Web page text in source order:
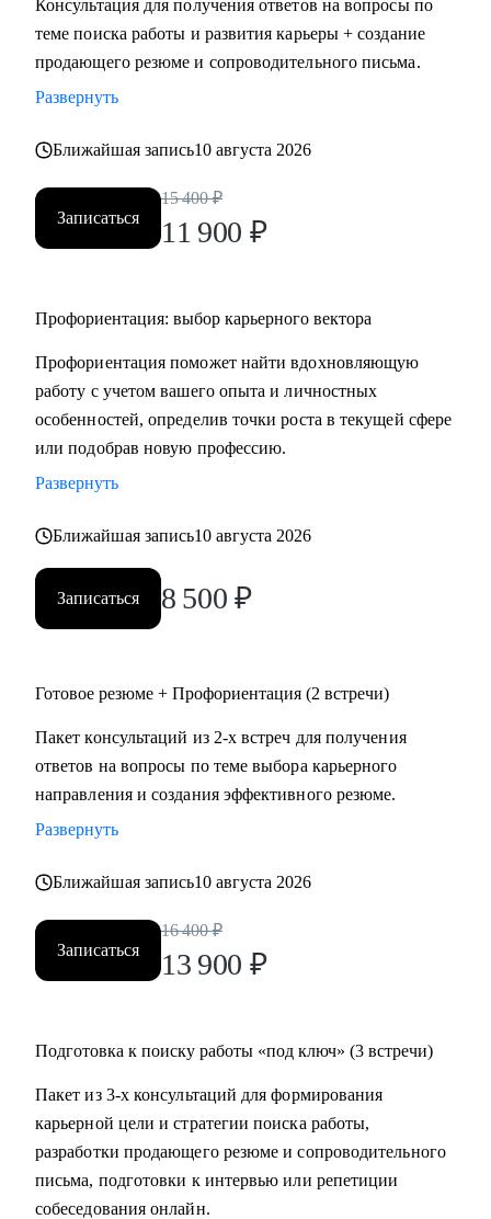
Кому могу помочь:
направлений:
• продажи, сопровождение продаж
• административный персонал
• организация мероприятий
• закупки, тендеры
• логистика, ВЭД
• маркетинг, PR
• образование
• бухгалтерия
• аналитика
• склад
• HR
Консультация для получения ответов на вопросы по
теме поиска работы и развития карьеры + создание
продающего резюме и сопроводительного письма.
Развернуть
Ближайшая запись10 августа 2026
Записаться
15 400 ₽
11 900 ₽
Профориентация: выбор карьерного вектора
Профориентация поможет найти вдохновляющую
работу с учетом вашего опыта и личностных
особенностей, определив точки роста в текущей сфере
или подобрав новую профессию.
Развернуть
Ближайшая запись10 августа 2026
Записаться 8 500 ₽
Готовое резюме + Профориентация (2 встречи)
Пакет консультаций из 2-х встреч для получения
ответов на вопросы по теме выбора карьерного
направления и создания эффективного резюме.
Развернуть
Ближайшая запись10 августа 2026
Записаться
16 400 ₽
13 900 ₽
Подготовка к поиску работы «под ключ» (3 встречи)
Пакет из 3-х консультаций для формирования
карьерной цели и стратегии поиска работы,
разработки продающего резюме и сопроводительного
письма, подготовки к интервью или репетиции
собеседования онлайн.